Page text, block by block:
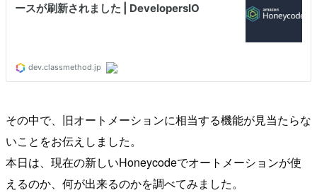
その中で、旧オートメーションに相当する機能が見当たらな
いことをお伝えしました。
本日は、現在の新しいHoneycodeでオートメーションが使
えるのか、何が出来るのかを調べてみました。